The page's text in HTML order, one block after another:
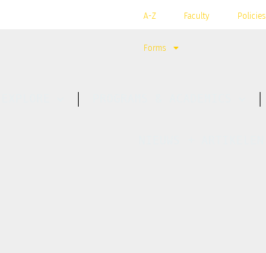
A-Z Faculty Policies
Forms